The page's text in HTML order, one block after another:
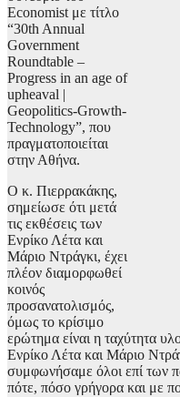
Economist με τίτλο
“30th Annual
Government
Roundtable –
Progress in an age of
upheaval |
Geopolitics-Growth-
Technology”, που
πραγματοποιείται
στην Αθήνα.
Ο κ. Πιερρακάκης,
σημείωσε ότι μετά
τις εκθέσεις των
Ενρίκο Λέτα και
Μάριο Ντράγκι, έχει
πλέον διαμορφωθεί
κοινός
προσανατολισμός,
όμως το κρίσιμο
ερώτημα είναι η ταχύτητα
Ενρίκο Λέτα και Μάριο
συμφωνήσαμε όλοι επί των
πότε, πόσο γρήγορα και με